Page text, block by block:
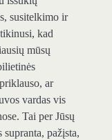
susitelkimo ir
kad
mūsų
ar
vardas vis
Tai per Jūsų
pažįsta,